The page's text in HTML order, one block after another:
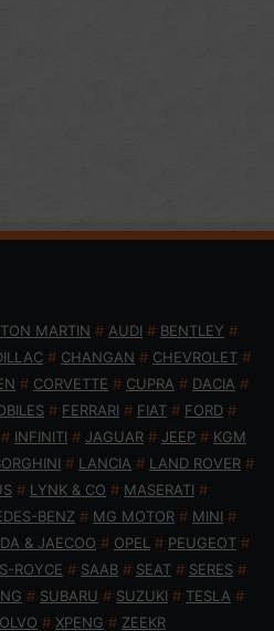
MARTIN # AUDI # BENTLEY #
# CHANGAN # CHEVROLET #
# CORVETTE # CUPRA # DACIA #
# FERRARI # FIAT # FORD #
# INFINITI # JAGUAR # JEEP # KGM
# LANCIA # LAND ROVER #
# LYNK & CO # MASERATI #
BENZ # MG MOTOR # MINI #
& JAECOO # OPEL # PEUGEOT #
ROYCE # SAAB # SEAT # SERES #
# SUBARU # SUZUKI # TESLA #
# XPENG # ZEEKR